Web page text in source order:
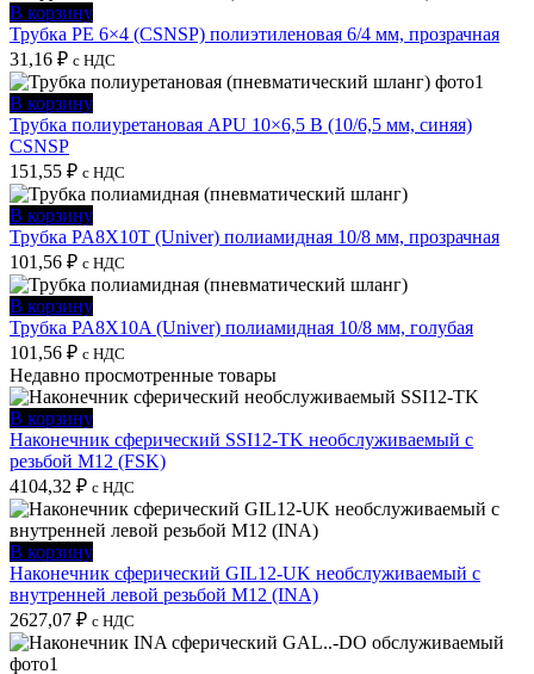
В корзину
Трубка PE 6×4 (CSNSP) полиэтиленовая 6/4 мм, прозрачная
31,16 ₽ с НДС
В корзину
Трубка полиуретановая APU 10×6,5 B (10/6,5 мм, синяя)
CSNSP
151,55 ₽ с НДС
В корзину
Трубка PA8X10T (Univer) полиамидная 10/8 мм, прозрачная
101,56 ₽ с НДС
В корзину
Трубка PA8X10A (Univer) полиамидная 10/8 мм, голубая
101,56 ₽ с НДС
Недавно просмотренные товары
В корзину
Наконечник сферический SSI12-TK необслуживаемый с
резьбой M12 (FSK)
4104,32 ₽ с НДС
В корзину
Наконечник сферический GIL12-UK необслуживаемый с
внутренней левой резьбой M12 (INA)
2627,07 ₽ с НДС